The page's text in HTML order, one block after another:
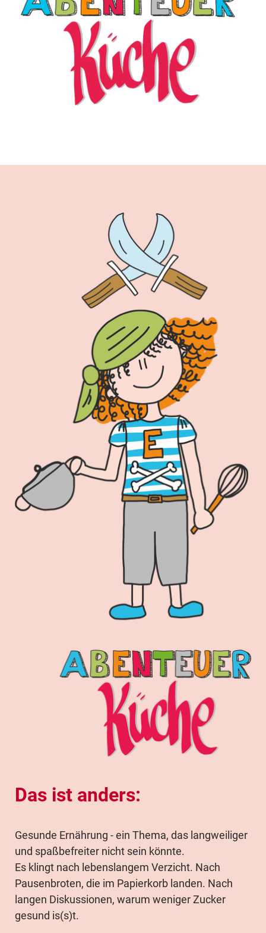
Das ist anders:
Gesunde Ernährung - ein Thema, das langweiliger
und spaßbefreiter nicht sein könnte.
Es klingt nach lebenslangem Verzicht. Nach
Pausenbroten, die im Papierkorb landen. Nach
langen Diskussionen, warum weniger Zucker
gesund is(s)t.